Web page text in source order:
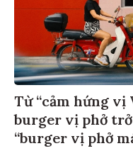
Từ “cảm hứng vị
burger vị phở
“burger vị phở